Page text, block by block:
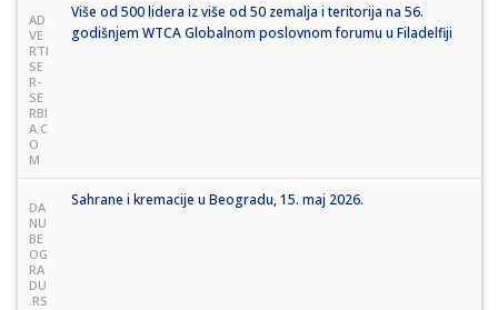
AD
VE
RTI
SE
R-
SE
RBI
A.C
O
M
Više od 500 lidera iz više od 50 zemalja i teritorija na 56.
godišnjem WTCA Globalnom poslovnom forumu u Filadelfiji
DA
NU
BE
OG
RA
DU
.RS
Sahrane i kremacije u Beogradu, 15. maj 2026.